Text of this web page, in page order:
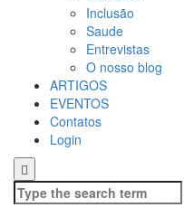
Inclusão
Saude
Entrevistas
O nosso blog
ARTIGOS
EVENTOS
Contatos
Login
Search
for: